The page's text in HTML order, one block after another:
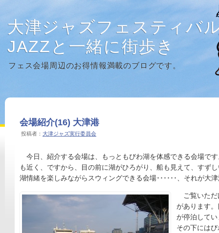
大津ジャズフェスティバ
JAZZと一緒に街歩き
フェス会場周辺のお得情報満載のブログです。
会場紹介(16) 大津港
投稿者： 大津ジャズ実行委員会
今日、紹介する会場は、もっともびわ湖を体感できる会場で
も近く、ですから、目の前に湖がひろがり、船も見えて、すず
湖情緒を楽しみながらスウィングできる会場･･････、それが大
ご覧いただ
があります
が停泊して
その下には